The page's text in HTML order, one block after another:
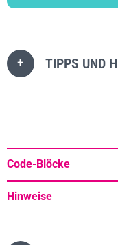
+ TIPPS UND
Code-Blöcke
Hinweise